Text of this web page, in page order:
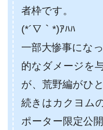
者枠です。
(*´∇｀*)ｱﾊﾊ
一部大惨事にな
的なダメージを
が、荒野編がひ
続きはカクヨム
ポーター限定公